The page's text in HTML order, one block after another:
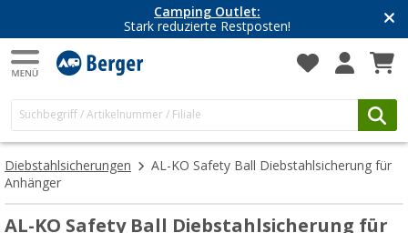
Camping Outlet:
Stark reduzierte Restposten!
Diebstahlsicherungen
AL-KO Safety Ball Diebstahlsicherung für
Anhänger
AL-KO Safety Ball Diebstahlsicherung für